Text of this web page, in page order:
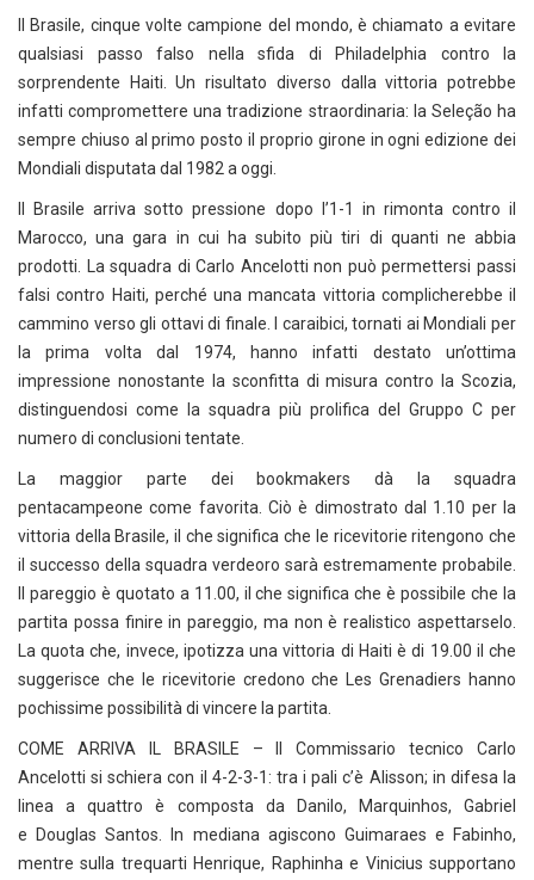
Il Brasile, cinque volte campione del mondo, è chiamato a evitare
qualsiasi passo falso nella sfida di Philadelphia contro la
sorprendente Haiti. Un risultato diverso dalla vittoria potrebbe
infatti compromettere una tradizione straordinaria: la Seleção ha
sempre chiuso al primo posto il proprio girone in ogni edizione dei
Mondiali disputata dal 1982 a oggi.
Il Brasile arriva sotto pressione dopo l’1-1 in rimonta contro il
Marocco, una gara in cui ha subito più tiri di quanti ne abbia
prodotti. La squadra di Carlo Ancelotti non può permettersi passi
falsi contro Haiti, perché una mancata vittoria complicherebbe il
cammino verso gli ottavi di finale. I caraibici, tornati ai Mondiali per
la prima volta dal 1974, hanno infatti destato un’ottima
impressione nonostante la sconfitta di misura contro la Scozia,
distinguendosi come la squadra più prolifica del Gruppo C per
numero di conclusioni tentate.
La maggior parte dei bookmakers dà la squadra
pentacampeone come favorita. Ciò è dimostrato dal 1.10 per la
vittoria della Brasile, il che significa che le ricevitorie ritengono che
il successo della squadra verdeoro sarà estremamente probabile.
Il pareggio è quotato a 11.00, il che significa che è possibile che la
partita possa finire in pareggio, ma non è realistico aspettarselo.
La quota che, invece, ipotizza una vittoria di Haiti è di 19.00 il che
suggerisce che le ricevitorie credono che Les Grenadiers hanno
pochissime possibilità di vincere la partita.
COME ARRIVA IL BRASILE – Il Commissario tecnico Carlo
Ancelotti si schiera con il 4-2-3-1: tra i pali c’è Alisson; in difesa la
linea a quattro è composta da Danilo, Marquinhos, Gabriel
e Douglas Santos. In mediana agiscono Guimaraes e Fabinho,
mentre sulla trequarti Henrique, Raphinha e Vinicius supportano